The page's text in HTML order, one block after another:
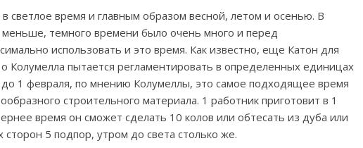
светлое время и главным образом весной, летом и осенью. В
темного времени было очень много и перед
использовать и это время. Как известно, еще Катон для
Колумелла пытается регламентировать в определенных единицах
1 февраля, по мнению Колумеллы, это самое подходящее время
строительного материала. 1 работник приготовит в 1
время он сможет сделать 10 колов или обтесать из дуба или
сторон 5 подпор, утром до света столько же.